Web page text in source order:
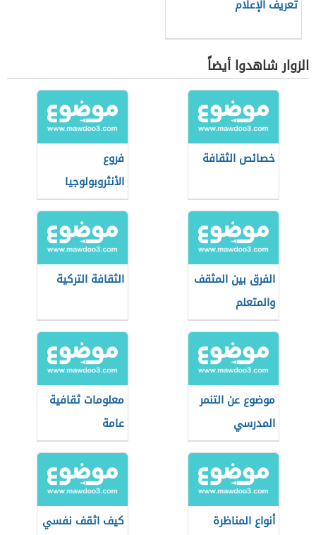
تعريف الإعلام
الزوار شاهدوا أيضاً
خصائص الثقافة
فروع
الأنثروبولوجيا
الطبيعية
الفرق بين المثقف
والمتعلم
الثقافة التركية
موضوع عن التنمر
المدرسي
معلومات ثقافية
عامة
أنواع المناظرة كيف اثقف نفسي